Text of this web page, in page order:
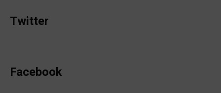
Twitter
Facebook